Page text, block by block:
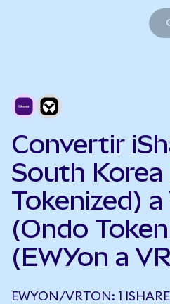
Convertir
South
Tokenized)
(Ondo
(EWYon a
EWYON/VRTON: 1